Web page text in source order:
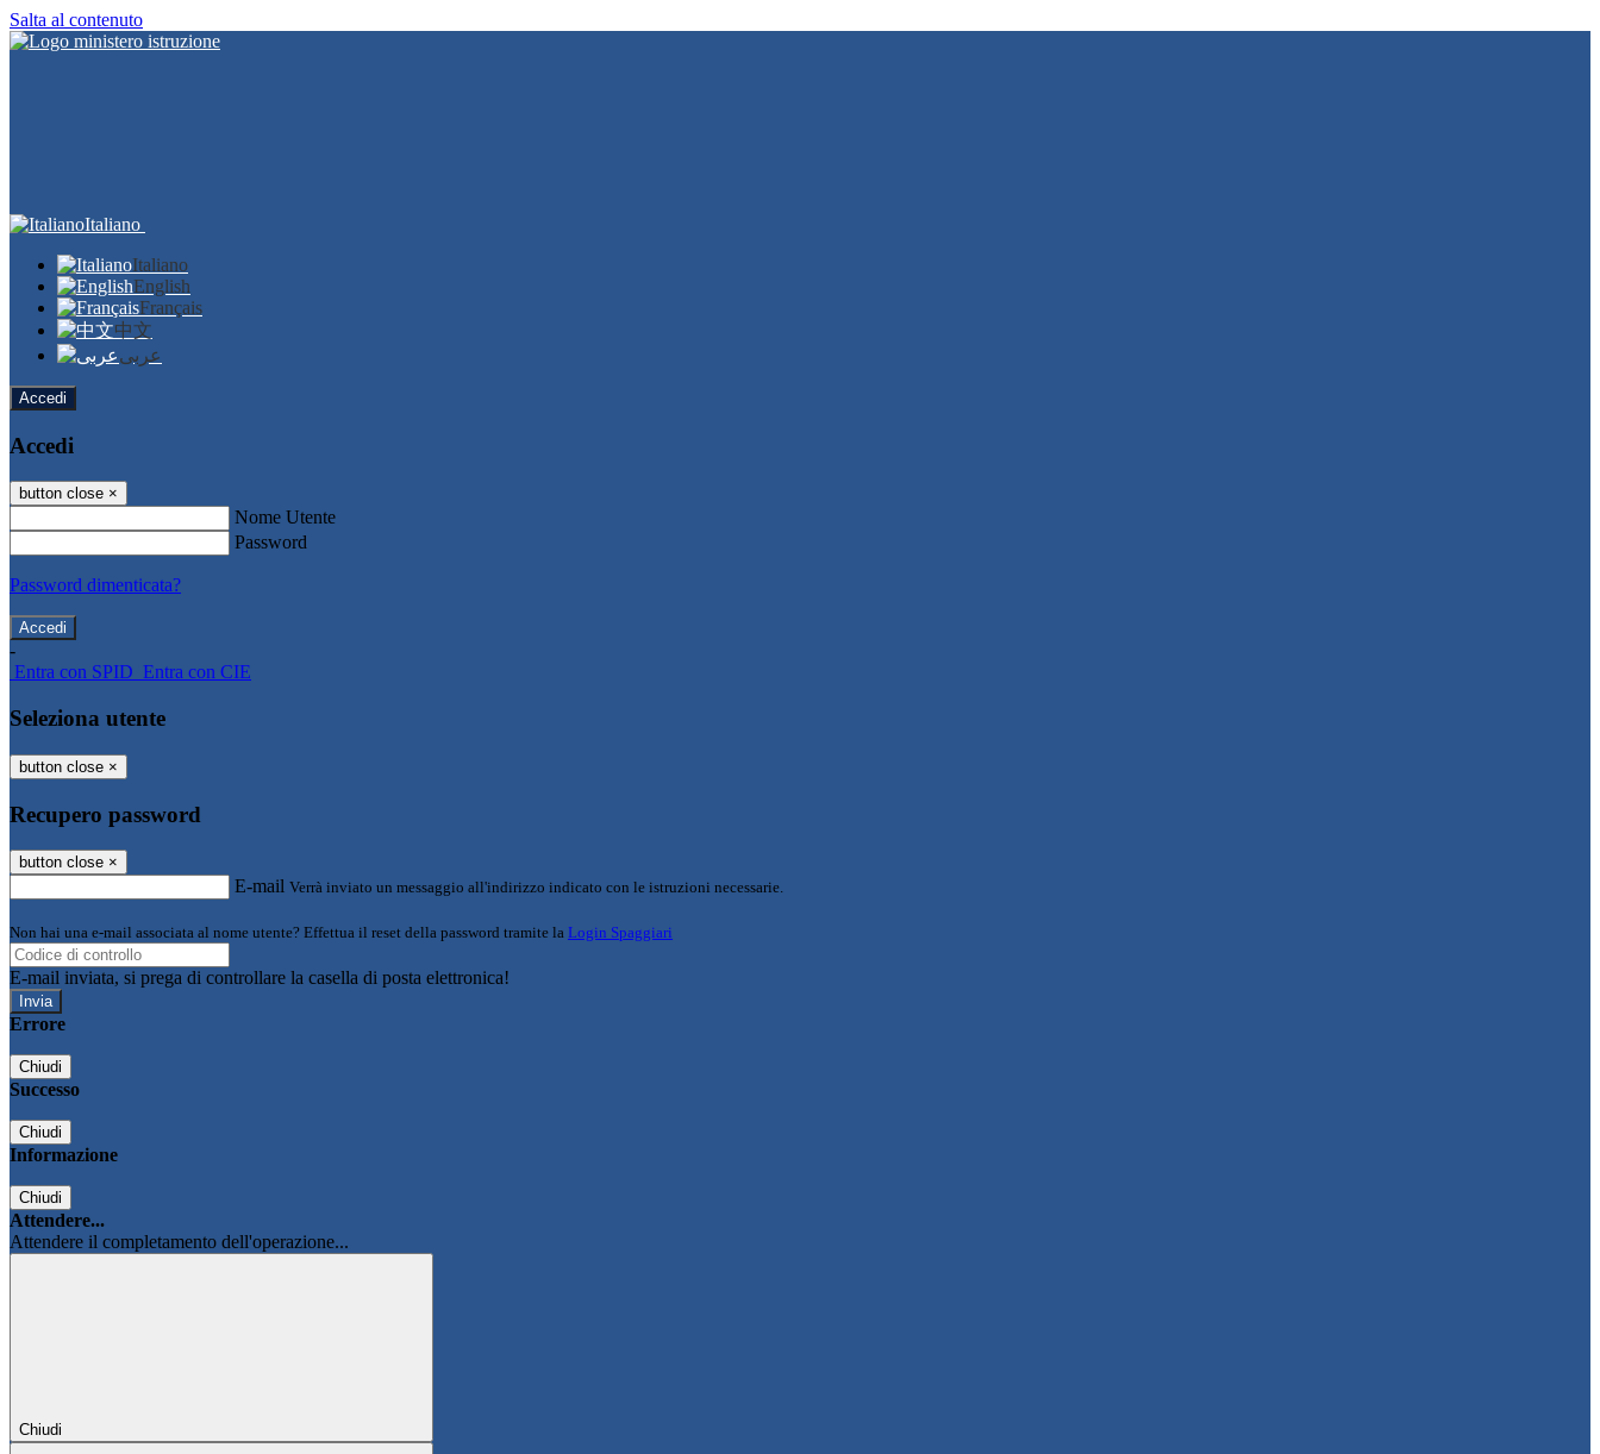
Salta al contenuto
Italiano
Italiano
English
Français
中文
عربى
Accedi
Accedi
button close ×
Nome Utente
Password
Password dimenticata?
-
Entra con SPID Entra con CIE
Seleziona utente
button close ×
Recupero password
button close ×
E-mail Verrà inviato un messaggio all'indirizzo indicato con le istruzioni necessarie.
Non hai una e-mail associata al nome utente? Effettua il reset della password tramite la Login Spaggiari
E-mail inviata, si prega di controllare la casella di posta elettronica!
Errore
Chiudi
Successo
Chiudi
Informazione
Chiudi
Attendere...
Attendere il completamento dell'operazione...
Chiudi